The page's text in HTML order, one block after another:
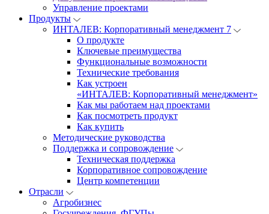
Управление проектами
Продукты
ИНТАЛЕВ: Корпоративный менеджмент 7
О продукте
Ключевые преимущества
Функциональные возможности
Технические требования
Как устроен
«ИНТАЛЕВ: Корпоративный менеджмент»
Как мы работаем над проектами
Как посмотреть продукт
Как купить
Методические руководства
Поддержка и сопровождение
Техническая поддержка
Корпоративное сопровождение
Центр компетенции
Отрасли
Агробизнес